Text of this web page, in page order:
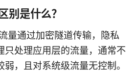
别是什么？
量通过加密隧道传输，隐私
只处理应用层的流量，通常不
，且对系统级流量无控制。